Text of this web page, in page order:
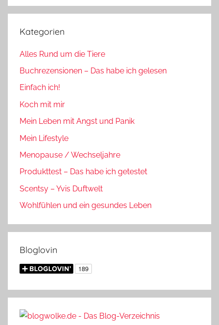
Kategorien
Alles Rund um die Tiere
Buchrezensionen – Das habe ich gelesen
Einfach ich!
Koch mit mir
Mein Leben mit Angst und Panik
Mein Lifestyle
Menopause / Wechseljahre
Produkttest – Das habe ich getestet
Scentsy – Yvis Duftwelt
Wohlfühlen und ein gesundes Leben
Bloglovin